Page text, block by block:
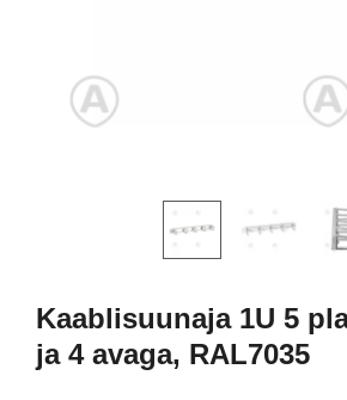
Kaablisuunaja 1U 5
ja 4 avaga, RAL7035
14,00 €